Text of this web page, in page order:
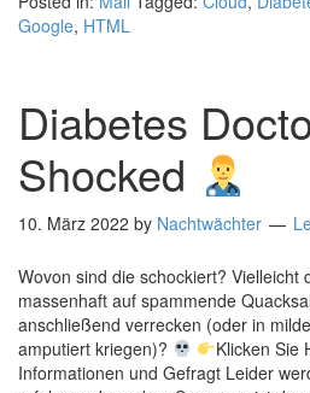
Google, HTML
Diabetes
Shocked
10. März 2022 by Nachtwächter
Wovon sind die schockiert? Vielleicht
massenhaft auf spammende
anschließend verrecken (oder in
amputiert kriegen)?
Klicken Sie
Informationen und Gefragt Leider